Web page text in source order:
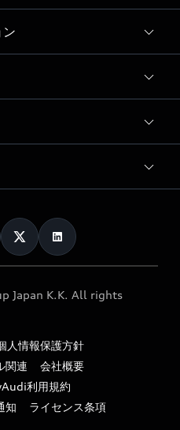
Japan K.K. All rights
人情報保護方針
関連
会社概要
利用規約
知
ライセンス条項